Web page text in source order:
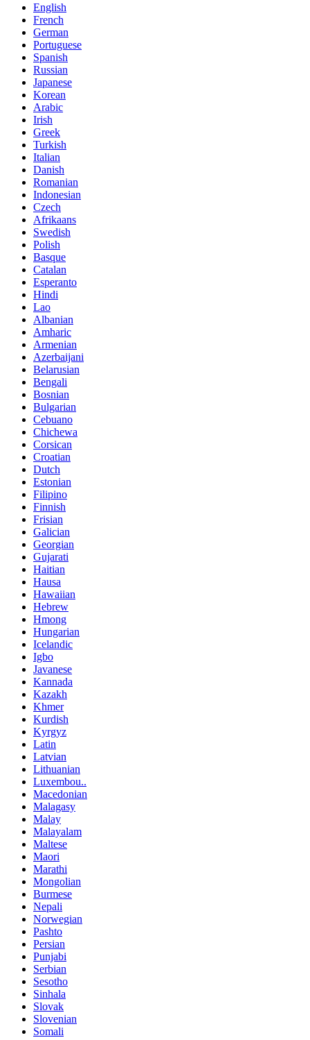
English
French
German
Portuguese
Spanish
Russian
Japanese
Korean
Arabic
Irish
Greek
Turkish
Italian
Danish
Romanian
Indonesian
Czech
Afrikaans
Swedish
Polish
Basque
Catalan
Esperanto
Hindi
Lao
Albanian
Amharic
Armenian
Azerbaijani
Belarusian
Bengali
Bosnian
Bulgarian
Cebuano
Chichewa
Corsican
Croatian
Dutch
Estonian
Filipino
Finnish
Frisian
Galician
Georgian
Gujarati
Haitian
Hausa
Hawaiian
Hebrew
Hmong
Hungarian
Icelandic
Igbo
Javanese
Kannada
Kazakh
Khmer
Kurdish
Kyrgyz
Latin
Latvian
Lithuanian
Luxembou..
Macedonian
Malagasy
Malay
Malayalam
Maltese
Maori
Marathi
Mongolian
Burmese
Nepali
Norwegian
Pashto
Persian
Punjabi
Serbian
Sesotho
Sinhala
Slovak
Slovenian
Somali